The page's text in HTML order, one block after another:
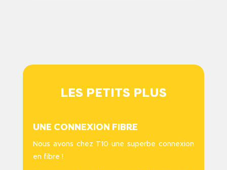
LES PETITS PLUS
UNE CONNEXION FIBRE
Nous avons chez T10 une superbe connexion
en fibre !